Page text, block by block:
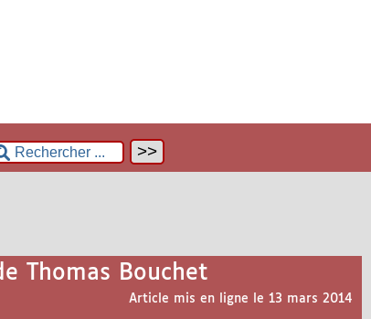
Thomas Bouchet
Article mis en ligne le 13 mars 2014